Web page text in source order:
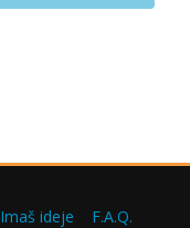
Imaš ideje
F.A.Q.